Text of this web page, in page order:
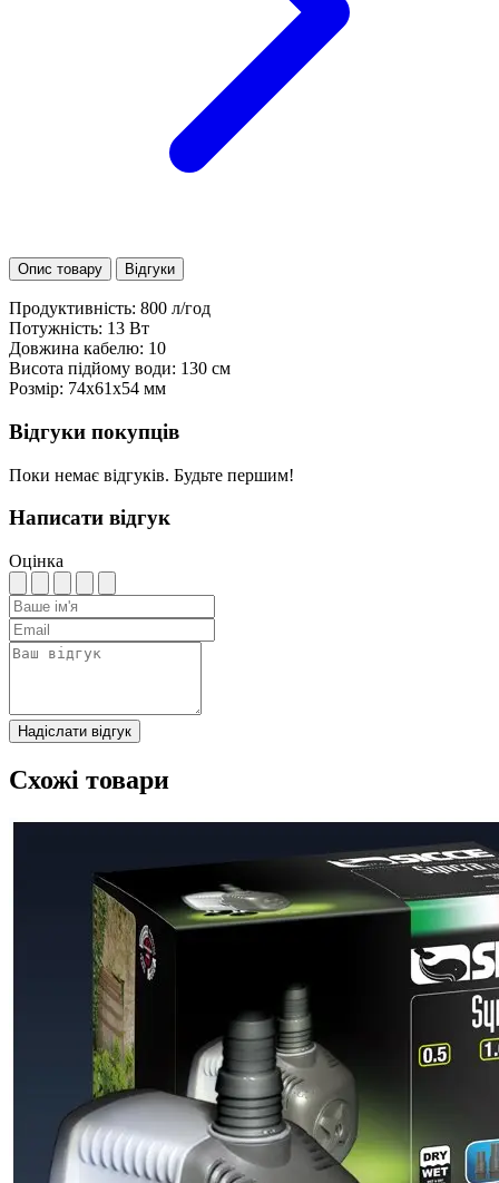
Опис товару Відгуки
Продуктивність: 800 л/год
Потужність: 13 Вт
Довжина кабелю: 10
Висота підйому води: 130 см
Розмір: 74х61х54 мм
Відгуки покупців
Поки немає відгуків. Будьте першим!
Написати відгук
Оцінка
Надіслати відгук
Схожі товари